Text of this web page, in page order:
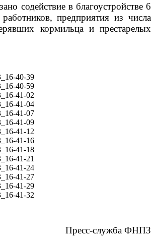
содействие в благоустройстве 6
предприятия из числа
кормильца и престарелых
Пресс-служба ФНПЗ